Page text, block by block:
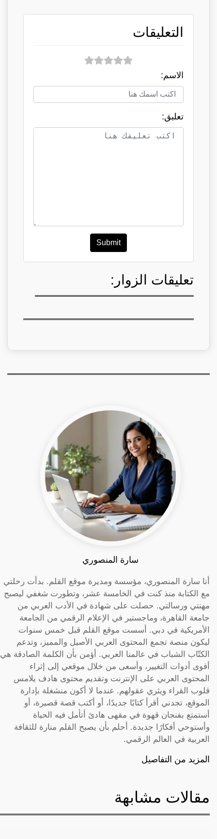
التعليقات
الاسم:
تعلبق:
Submit
تعليقات الزوار:
سارة المنصوري
أنا سارة المنصوري، مؤسسة ومديرة موقع القلم. بدأت رحلتي
مع الكتابة منذ كنت في الخامسة عشر، وتطورت شغفي ليصبح
مهنتي ورسالتي. حصلت على شهادة في الأدب العربي من
جامعة القاهرة، وماجستير في الإعلام الرقمي من الجامعة
الأمريكية في دبي. أسست موقع القلم قبل خمس سنوات
ليكون منصة تجمع المحتوى العربي الأصيل والمميز، وتدعم
الكتّاب الشباب في عالمنا العربي. أؤمن بأن الكلمة الصادقة هي
أقوى أدوات التغيير، وأسعى من خلال موقعي إلى إثراء
المحتوى العربي على الإنترنت وتقديم محتوى هادف يلامس
قلوب القراء ويثري عقولهم. عندما لا أكون منشغلة بإدارة
الموقع، تجدني أقرأ كتابًا جديدًا، أو أكتب قصة قصيرة، أو
أستمتع بفنجان قهوة في مقهى هادئ أتأمل فيه الحياة
وأستوحي أفكارًا جديدة. أحلم بأن يصبح القلم منارة للثقافة
العربية في العالم الرقمي.
المزيد من التفاصيل
مقالات مشابهة